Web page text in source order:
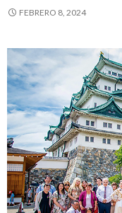
FEBRERO 8, 2024